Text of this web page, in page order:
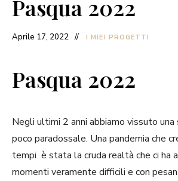
Pasqua 2022
Aprile 17, 2022 I MIEI PROGETTI
Pasqua 2022
Negli ultimi 2 anni abbiamo vissuto una
poco paradossale. Una pandemia che
tempi è stata la cruda realtà che ci ha
momenti veramente difficili e con